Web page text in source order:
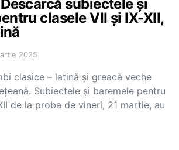
subiectele și
clasele VII și IX-XII,
2025
clasice – latină și greacă veche
Subiectele și baremele pentru
de la proba de vineri, 21 martie, au